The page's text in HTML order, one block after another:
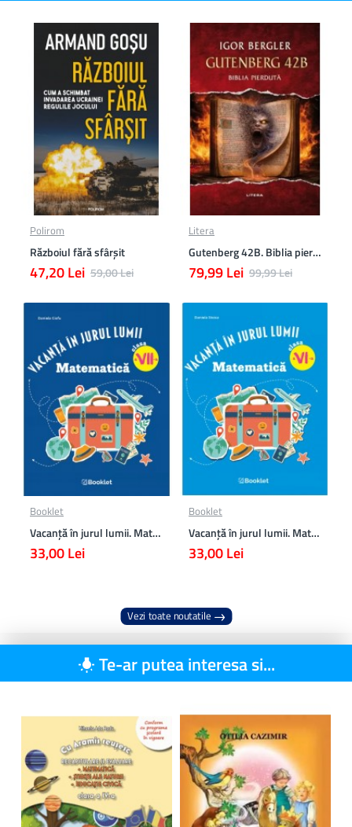
Polirom
Războiul fără sfârşit
47,20 Lei 59,00 Lei
Litera
Gutenberg 42B. Biblia pierduta
79,99 Lei 99,99 Lei
Booklet
Vacanță în jurul lumii. Matematică clasa a VII-a – EDIȚIA 2026
33,00 Lei
Booklet
Vacanță în jurul lumii. Matematică clasa a VI-a – EDIȚIA 2026
33,00 Lei
Vezi toate noutatile
Te-ar putea interesa si...